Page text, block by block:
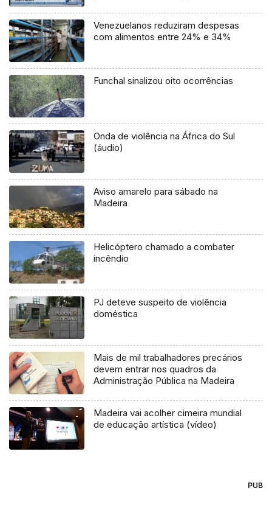
Venezuelanos reduziram despesas
com alimentos entre 24% e 34%
Funchal sinalizou oito ocorrências
Onda de violência na África do Sul
(áudio)
Aviso amarelo para sábado na
Madeira
Helicóptero chamado a combater
incêndio
PJ deteve suspeito de violência
doméstica
Mais de mil trabalhadores precários
devem entrar nos quadros da
Administração Pública na Madeira
Madeira vai acolher cimeira mundial
de educação artística (vídeo)
PUB